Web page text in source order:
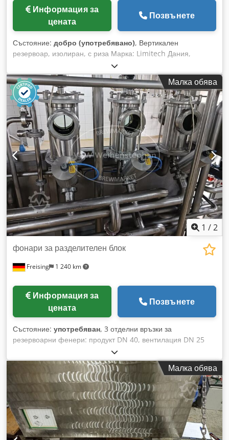
Информация за
цената
Позвънете
Състояние: добро (употребявано), Вертикален
резервоар, изолиран, с риза Марка: Limitech Дания,
Модел: LA1S11 Обем: 300 литра Изолиран, с риза
Резервоар от неръждаема стомана AISI 304 Бъркалка
отгоре Специален съд за готвене Dodpfxslx Ei Ae Ap Aeck
Двигател: 3 kW, Риза: 4 бара налягане, Макс. температура:
100°C
Малка обява
1 /2
Freising 1 240 km
фонари за разделителен блок
Информация за
цената
Позвънете
Състояние: употребяван, 3 отделни връзки за
резервоарни фенери: продукт DN 40, вентилация DN 25
Малка обява